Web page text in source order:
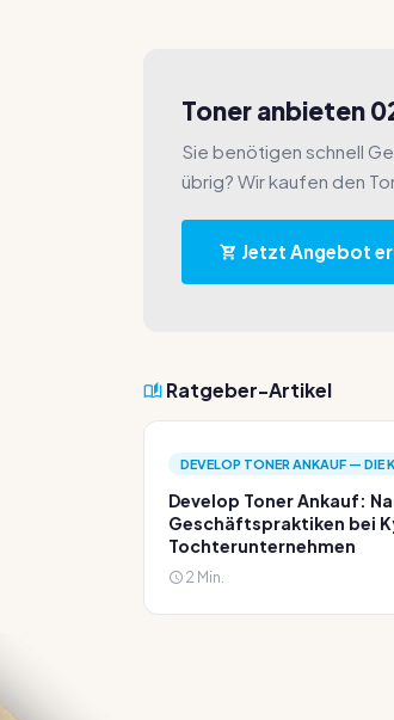
Toner anbieten
Sie benötigen schnell
übrig? Wir kaufen den
Jetzt Angebot
Ratgeber-Artikel
DEVELOP TONER ANKAUF — DIE
Develop Toner Ankauf:
Geschäftspraktiken bei
Tochterunternehmen
2 Min.